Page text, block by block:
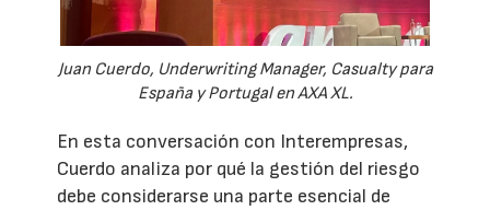
Juan Cuerdo, Underwriting Manager, Casualty para
España y Portugal en AXA XL.
En esta conversación con Interempresas,
Cuerdo analiza por qué la gestión del riesgo
debe considerarse una parte esencial de